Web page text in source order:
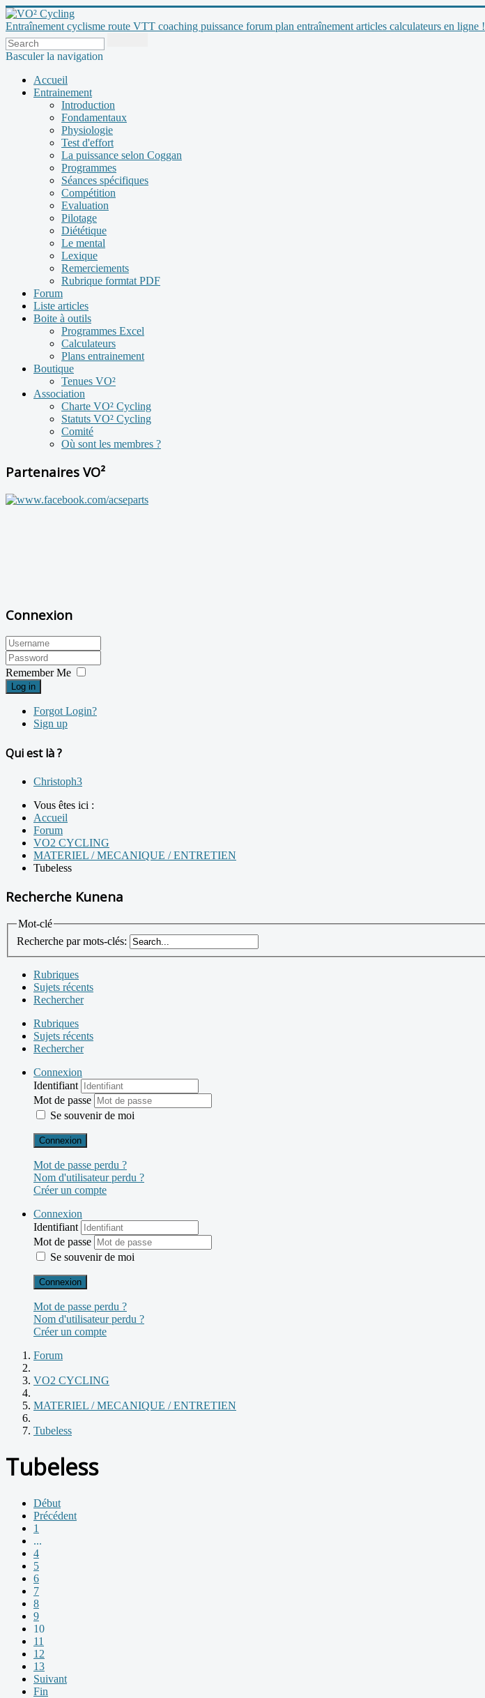
Entraînement cyclisme route VTT coaching puissance forum plan entraînement articles calculateurs en ligne !
Basculer la navigation
Accueil
Entrainement
Introduction
Fondamentaux
Physiologie
Test d'effort
La puissance selon Coggan
Programmes
Séances spécifiques
Compétition
Evaluation
Pilotage
Diététique
Le mental
Lexique
Remerciements
Rubrique formtat PDF
Forum
Liste articles
Boite à outils
Programmes Excel
Calculateurs
Plans entrainement
Boutique
Tenues VO²
Association
Charte VO² Cycling
Statuts VO² Cycling
Comité
Où sont les membres ?
Partenaires VO²
Connexion
Remember Me
Log in
Forgot Login?
Sign up
Qui est là ?
Christoph3
Vous êtes ici :
Accueil
Forum
VO2 CYCLING
MATERIEL / MECANIQUE / ENTRETIEN
Tubeless
Recherche Kunena
Mot-clé
Recherche par mots-clés:
Rubriques
Sujets récents
Rechercher
Rubriques
Sujets récents
Rechercher
Connexion
Identifiant
Mot de passe
Se souvenir de moi
Connexion
Mot de passe perdu ?
Nom d'utilisateur perdu ?
Créer un compte
Connexion
Identifiant
Mot de passe
Se souvenir de moi
Connexion
Mot de passe perdu ?
Nom d'utilisateur perdu ?
Créer un compte
Forum
VO2 CYCLING
MATERIEL / MECANIQUE / ENTRETIEN
Tubeless
Tubeless
Début
Précédent
1
...
4
5
6
7
8
9
10
11
12
13
Suivant
Fin